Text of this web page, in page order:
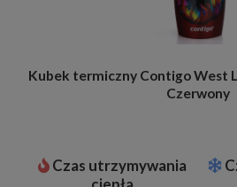
Kubek termiczny Contigo West
Czerwony
Czas utrzymywania